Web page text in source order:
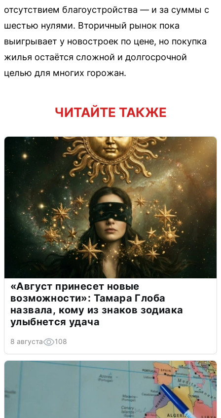
отсутствием благоустройства — и за суммы с
шестью нулями. Вторичный рынок пока
выигрывает у новостроек по цене, но покупка
жилья остаётся сложной и долгосрочной
целью для многих горожан.
ЧИТАЙТЕ ТАКЖЕ
«Август принесет новые
возможности»: Тамара Глоба
назвала, кому из знаков зодиака
улыбнется удача
8 августа 108